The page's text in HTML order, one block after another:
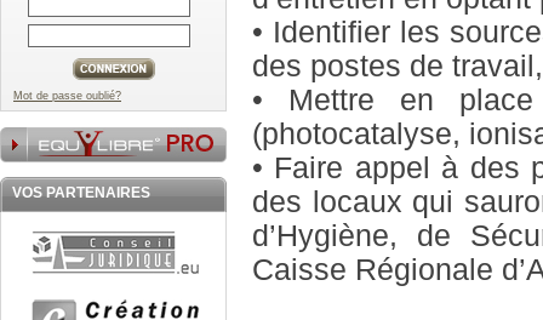
Mot de passe oublié?
VOS PARTENAIRES
• Identifier les
des postes de travail,
• Mettre en place
(photocatalyse,
• Faire appel à des
des locaux qui
d’Hygiène, de
Caisse Régionale